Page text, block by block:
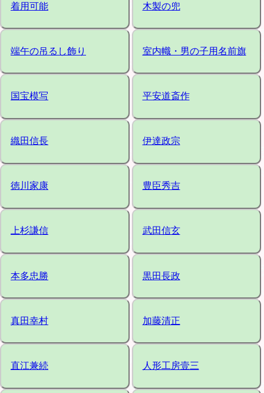
着用可能 木製の兜
端午の吊るし飾り 室内幟・男の子用名前旗
国宝模写 平安道斎作
織田信長 伊達政宗
徳川家康 豊臣秀吉
上杉謙信 武田信玄
本多忠勝 黒田長政
真田幸村 加藤清正
直江兼続 人形工房壹三